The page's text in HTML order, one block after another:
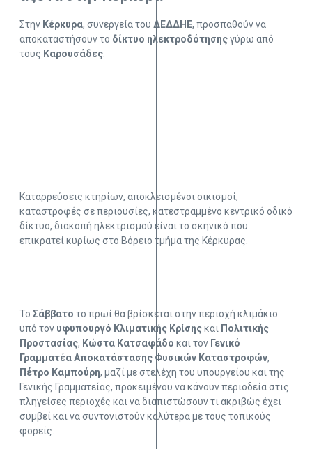
Στην Κέρκυρα, συνεργεία του ΔΕΔΔΗΕ, προσπαθούν να
αποκαταστήσουν το δίκτυο ηλεκτροδότησηςγύρω από
τους Καρουσάδες.
Καταρρεύσεις κτηρίων, αποκλεισμένοι οικισμοί,
καταστροφές σε περιουσίες, κατεστραμμένο κεντρικό οδικό
δίκτυο, διακοπή ηλεκτρισμού είναι το σκηνικό που
επικρατεί κυρίως στο Βόρειο τμήμα της Κέρκυρας.
Το Σάββατο το πρωί θα βρίσκεται στην περιοχή κλιμάκιο
υπό τον υφυπουργό Κλιματικής Κρίσηςκαι Πολιτικής
Προστασίας, Κώστα Κατσαφάδο και τον Γενικό
Γραμματέα Αποκατάστασης Φυσικών Καταστροφών,
Πέτρο Καμπούρη, μαζί με στελέχη του υπουργείου και της
Γενικής Γραμματείας, προκειμένου να κάνουν περιοδεία στις
πληγείσες περιοχές και να διαπιστώσουν τι ακριβώς έχει
συμβεί και να συντονιστούν καλύτερα με τους τοπικούς
φορείς.